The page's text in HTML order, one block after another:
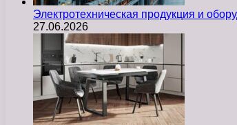
Электротехническая продукция и
27.06.2026